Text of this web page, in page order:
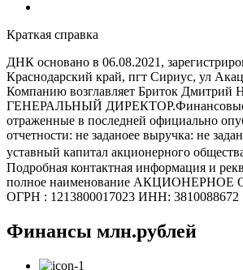
Краткая справка
ДНК основано в 06.08.2021,
Краснодарский край, пгт Сириус, ул
Компанию возглавляет Бриток Дмитрий
ГЕНЕРАЛЬНЫЙ ДИРЕКТОР.Финансовые
отраженные в последней официально
отчетности: не заданоее выручка: не
уставный капитал акционерного
Подробная контактная информация и
полное наименование
ОГРН : 1213800017023 ИНН: 3810088672
Финансы млн.рублей